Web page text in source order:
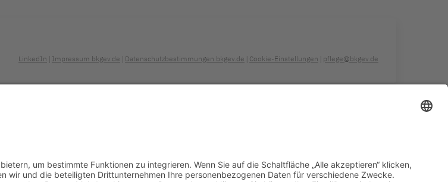
LinkedIn Impressum bkgev.de Datenschutzbestimmungen bkgev.de Cookie-Einstellungen pflege@bkgev.de